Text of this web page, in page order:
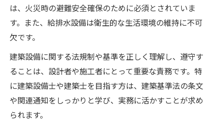
は、火災時の避難安全確保のために必須とされていま
す。また、給排水設備は衛生的な生活環境の維持に不可
欠です。
建築設備に関する法規制や基準を正しく理解し、遵守す
ることは、設計者や施工者にとって重要な責務です。特
に建築設備士や建築士を目指す方は、建築基準法の条文
や関連通知をしっかりと学び、実務に活かすことが求め
られます。